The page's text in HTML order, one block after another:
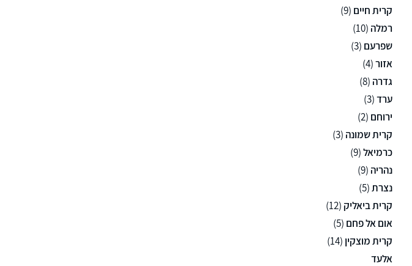
קרית חיים (9)
רמלה (10)
שפרעם (3)
אזור(4)
גדרה (8)
ערד(3)
ירוחם (2)
קרית שמונה (3)
כרמיאל(9)
נהריה (9)
נצרת(5)
קרית ביאליק(12)
אום אל פחם (5)
קרית מוצקין (14)
אלעד